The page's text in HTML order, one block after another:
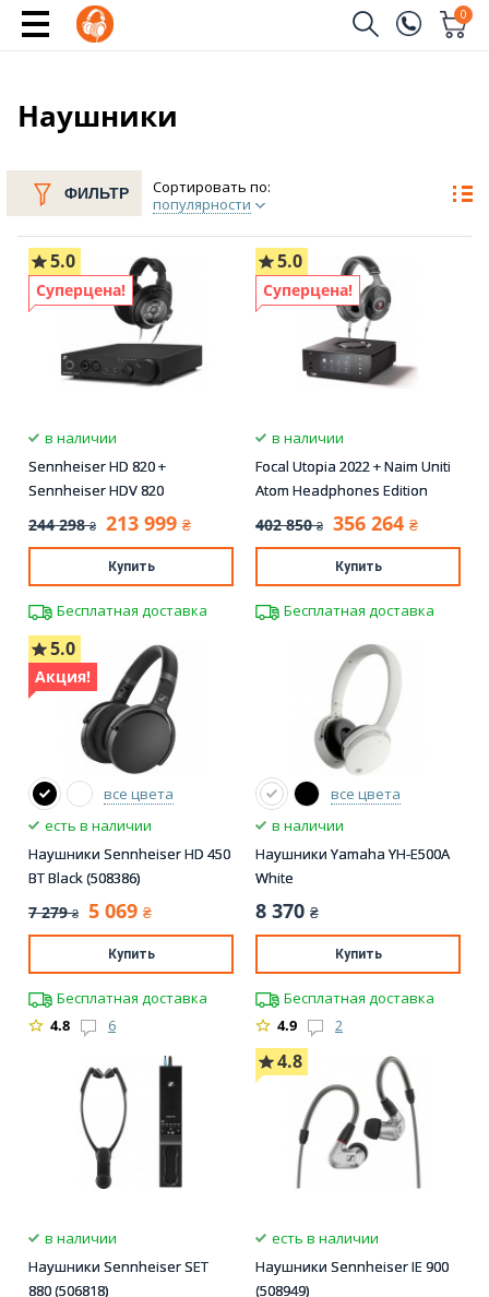
0
Телефон
Отправить
Наушники
ФИЛЬТР
Сортировать по:
популярности
5.0
Суперцена!
в наличии
Sennheiser HD 820 +
Sennheiser HDV 820
244 298 ₴ 213 999 ₴
Купить
Бесплатная доставка
5.0
Суперцена!
в наличии
Focal Utopia 2022 + Naim Uniti
Atom Headphones Edition
402 850 ₴ 356 264 ₴
Купить
Бесплатная доставка
5.0
Акция!
все цвета
есть в наличии
Наушники Sennheiser HD 450
BT Black (508386)
7 279 ₴ 5 069 ₴
Купить
Бесплатная доставка
4.8
6
все цвета
в наличии
Наушники Yamaha YH-E500A
White
8 370 ₴
Купить
Бесплатная доставка
4.9
2
в наличии
Наушники Sennheiser SET
880 (506818)
4.8
есть в наличии
Наушники Sennheiser IE 900
(508949)